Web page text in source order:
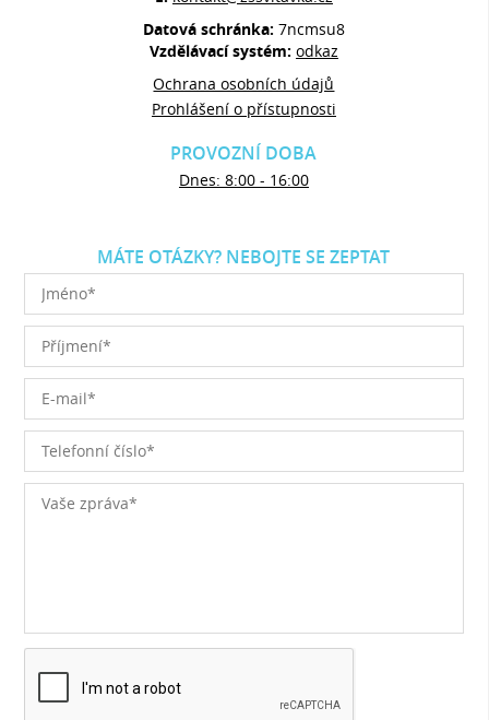
Datová schránka: 7ncmsu8
Vzdělávací systém: odkaz
Ochrana osobních údajů
Prohlášení o přístupnosti
PROVOZNÍ DOBA
Dnes: 8:00 - 16:00
MÁTE OTÁZKY? NEBOJTE SE ZEPTAT